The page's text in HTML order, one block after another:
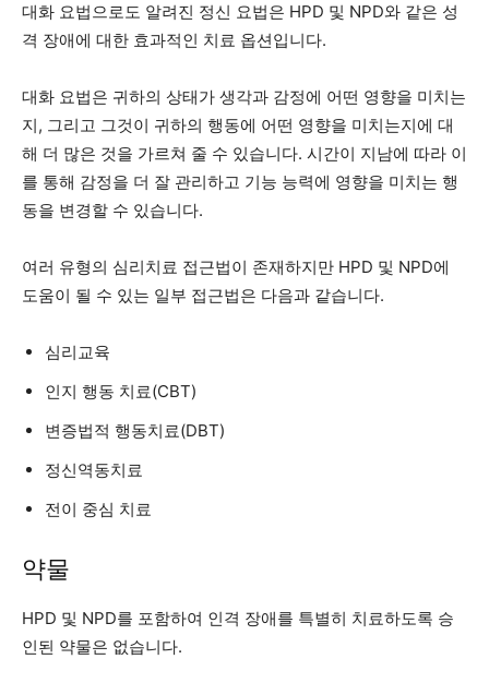
대화 요법으로도 알려진 정신 요법은 HPD 및 NPD와 같은 성
격 장애에 대한 효과적인 치료 옵션입니다.
대화 요법은 귀하의 상태가 생각과 감정에 어떤 영향을 미치는
지, 그리고 그것이 귀하의 행동에 어떤 영향을 미치는지에 대
해 더 많은 것을 가르쳐 줄 수 있습니다. 시간이 지남에 따라 이
를 통해 감정을 더 잘 관리하고 기능 능력에 영향을 미치는 행
동을 변경할 수 있습니다.
여러 유형의 심리치료 접근법이 존재하지만 HPD 및 NPD에
도움이 될 수 있는 일부 접근법은 다음과 같습니다.
심리교육
인지 행동 치료(CBT)
변증법적 행동치료(DBT)
정신역동치료
전이 중심 치료
약물
HPD 및 NPD를 포함하여 인격 장애를 특별히 치료하도록 승
인된 약물은 없습니다.